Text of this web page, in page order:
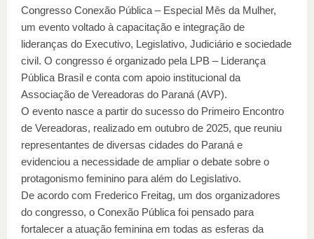
Congresso Conexão Pública – Especial Mês da Mulher,
um evento voltado à capacitação e integração de
lideranças do Executivo, Legislativo, Judiciário e sociedade
civil. O congresso é organizado pela LPB – Liderança
Pública Brasil e conta com apoio institucional da
Associação de Vereadoras do Paraná (AVP).
O evento nasce a partir do sucesso do Primeiro Encontro
de Vereadoras, realizado em outubro de 2025, que reuniu
representantes de diversas cidades do Paraná e
evidenciou a necessidade de ampliar o debate sobre o
protagonismo feminino para além do Legislativo.
De acordo com Frederico Freitag, um dos organizadores
do congresso, o Conexão Pública foi pensado para
fortalecer a atuação feminina em todas as esferas da